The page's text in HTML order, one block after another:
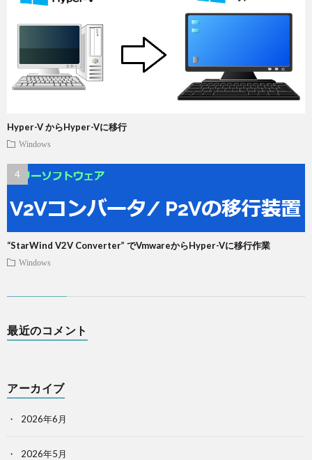
Hyper-V からHyper-Vに移行
Windows
“StarWind V2V Converter” でVmwareからHyper-Vに移行作業
Windows
最近のコメント
アーカイブ
2026年6月
2026年5月